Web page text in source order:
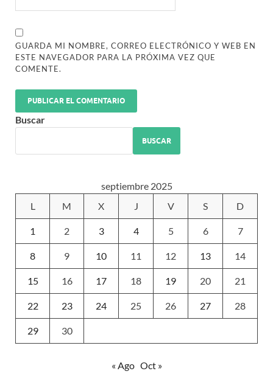
GUARDA MI NOMBRE, CORREO ELECTRÓNICO Y WEB EN
ESTE NAVEGADOR PARA LA PRÓXIMA VEZ QUE
COMENTE.
Buscar
BUSCAR
septiembre 2025
L
M X J V S D
1 2 3 4 5 6 7
8 9 10 11 12 13 14
15 16 17 18 19 20 21
22 23 24 25 26 27 28
29 30
« Ago Oct »